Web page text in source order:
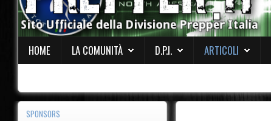
HOME LA COMUNITÀ D.P.I. ARTICOLI
SPONSORS